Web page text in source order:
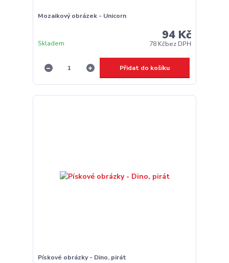
Mozaikový obrázek - Unicorn
94 Kč
78 Kčbez DPH
Skladem
Přidat do košíku
Pískové obrázky - Dino, pirát